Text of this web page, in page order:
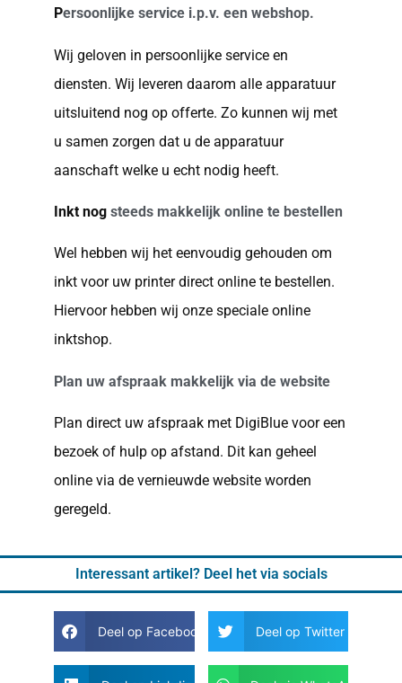
Persoonlijke service i.p.v. een webshop.
Wij geloven in persoonlijke service en
diensten. Wij leveren daarom alle apparatuur
uitsluitend nog op offerte. Zo kunnen wij met
u samen zorgen dat u de apparatuur
aanschaft welke u echt nodig heeft.
Inkt nog steeds makkelijk online te bestellen
Wel hebben wij het eenvoudig gehouden om
inkt voor uw printer direct online te bestellen.
Hiervoor hebben wij onze speciale online
inktshop.
Plan uw afspraak makkelijk via de website
Plan direct uw afspraak met DigiBlue voor een
bezoek of hulp op afstand. Dit kan geheel
online via de vernieuwde website worden
geregeld.
Interessant artikel? Deel het via socials
Deel op Facebook Deel op Twitter